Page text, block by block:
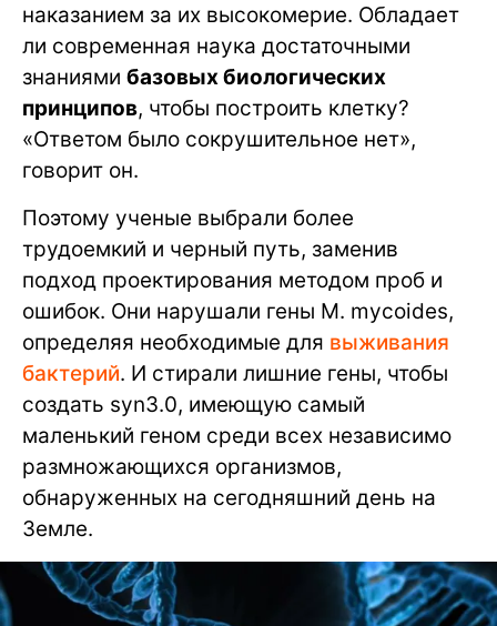
наказанием за их высокомерие. Обладает
ли современная наука достаточными
знаниями базовых биологических
принципов, чтобы построить клетку?
«Ответом было сокрушительное нет»,
говорит он.
Поэтому ученые выбрали более
трудоемкий и черный путь, заменив
подход проектирования методом проб и
ошибок. Они нарушали гены M. mycoides,
определяя необходимые для выживания
бактерий. И стирали лишние гены, чтобы
создать syn3.0, имеющую самый
маленький геном среди всех независимо
размножающихся организмов,
обнаруженных на сегодняшний день на
Земле.